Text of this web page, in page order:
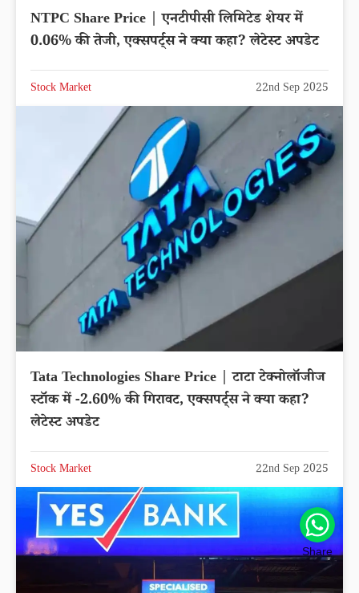
NTPC Share Price | एनटीपीसी लिमिटेड शेयर में
0.06% की तेजी, एक्सपर्ट्स ने क्या कहा? लेटेस्ट अपडेट
Stock Market 22nd Sep 2025
Tata Technologies Share Price | टाटा टेक्नोलॉजीज
स्टॉक में -2.60% की गिरावट, एक्सपर्ट्स ने क्या कहा?
लेटेस्ट अपडेट
Stock Market 22nd Sep 2025
Share